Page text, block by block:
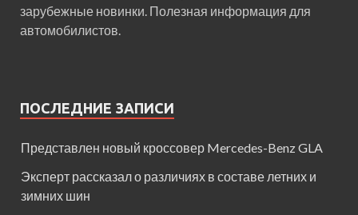
зарубежные новинки. Полезная информация для
автомобилистов.
ПОСЛЕДНИЕ ЗАПИСИ
Представлен новый кроссовер Mercedes-Benz GLA
Эксперт рассказал о различиях в составе летних и
зимних шин